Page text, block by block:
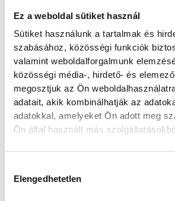
Ez a weboldal sütiket használ
Sütiket használunk a tartalmak és
szabásához, közösségi funkciók
valamint weboldalforgalmunk
közösségi média-, hirdető- és
megosztjuk az Ön
adatait, akik kombinálhatják az
adatokkal, amelyeket Ön adott meg
Ön által használt más
Elengedhetetlen
le ránk, felhívja a
az emlékezés révén velünk
hogy mindig ott élnek
őket a mozdulatainkban,
hanglejtésünkben,
Az általános tanács az, hogy
titkolózzunk. Beszéljünk
elmúlásról, mert az
félelmetesebb a kicsik
kimutatni az érzéseinket,